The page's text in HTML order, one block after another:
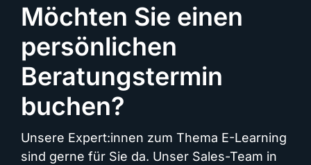
Möchten Sie einen
persönlichen
Beratungstermin
buchen?
Unsere Expert:innen zum Thema E-Learning
sind gerne für Sie da. Unser Sales-Team in